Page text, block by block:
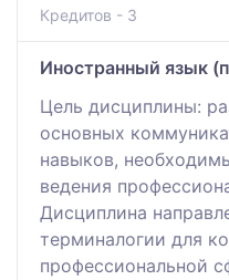
Кредитов - 3
Иностранный язык
Цель дисциплины:
основных
навыков,
ведения
Дисциплина
терминалогии для
профессиональной